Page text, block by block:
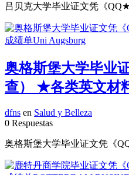
吕贝克大学毕业证文凭《
奥格斯堡大学毕业
查） ★各类英文材
dfns en Salud y Belleza
0 Respuestas
奥格斯堡大学毕业证文凭《